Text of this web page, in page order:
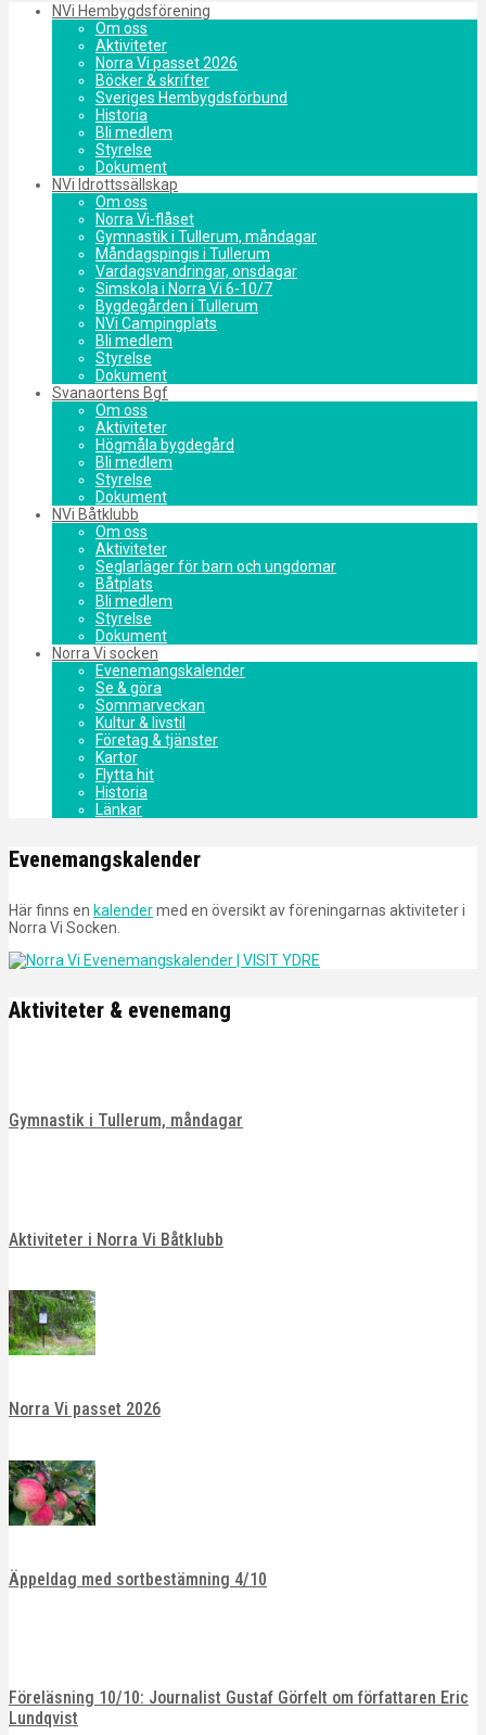
NVi Hembygdsförening
Om oss
Aktiviteter
Norra Vi passet 2026
Böcker & skrifter
Sveriges Hembygdsförbund
Historia
Bli medlem
Styrelse
Dokument
NVi Idrottssällskap
Om oss
Norra Vi-flåset
Gymnastik i Tullerum, måndagar
Måndagspingis i Tullerum
Vardagsvandringar, onsdagar
Simskola i Norra Vi 6-10/7
Bygdegården i Tullerum
NVi Campingplats
Bli medlem
Styrelse
Dokument
Svanaortens Bgf
Om oss
Aktiviteter
Högmåla bygdegård
Bli medlem
Styrelse
Dokument
NVi Båtklubb
Om oss
Aktiviteter
Seglarläger för barn och ungdomar
Båtplats
Bli medlem
Styrelse
Dokument
Norra Vi socken
Evenemangskalender
Se & göra
Sommarveckan
Kultur & livstil
Företag & tjänster
Kartor
Flytta hit
Historia
Länkar
Evenemangskalender
Här finns en kalendermed en översikt av föreningarnas aktiviteter i
Norra Vi Socken.
Aktiviteter & evenemang
Gymnastik i Tullerum, måndagar
Aktiviteter i Norra Vi Båtklubb
Norra Vi passet 2026
Äppeldag med sortbestämning 4/10
Föreläsning 10/10: Journalist Gustaf Görfelt om författaren Eric
Lundqvist